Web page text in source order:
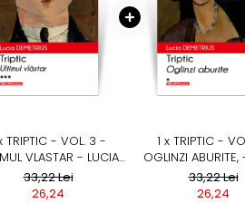
TRIPTIC - VOL. 3 -
VLASTAR - LUCIA
EDITIA 2020
33,22 Lei
26,24
1 x TRIPTIC -
OGLINZI ABURITE, - LUCIA
DEMETRIUS,33,22 Lei
26,24